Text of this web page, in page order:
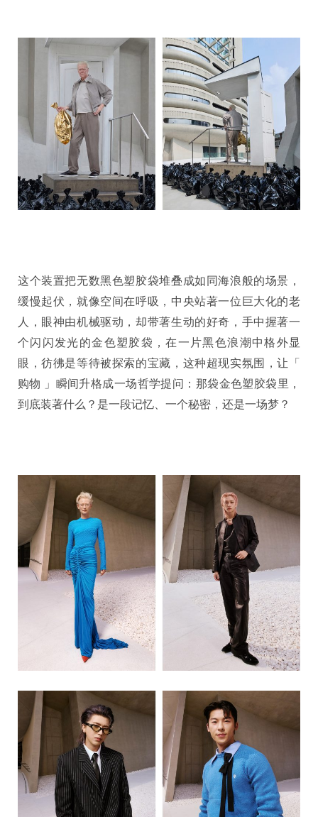
这个装置把无数黑色塑胶袋堆叠成如同海浪般的场景，
缓慢起伏，就像空间在呼吸，中央站著一位巨大化的老
人，眼神由机械驱动，却带著生动的好奇，手中握著一
个闪闪发光的金色塑胶袋，在一片黑色浪潮中格外显
眼，彷彿是等待被探索的宝藏，这种超现实氛围，让「
购物 」瞬间升格成一场哲学提问：那袋金色塑胶袋里，
到底装著什么？是一段记忆、一个秘密，还是一场梦？